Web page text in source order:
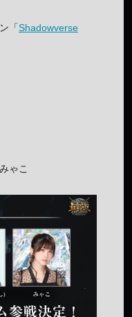
「Shadowverse
ゃこ